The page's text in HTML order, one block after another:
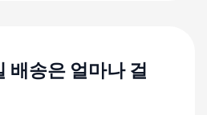
배송은 얼마나 걸